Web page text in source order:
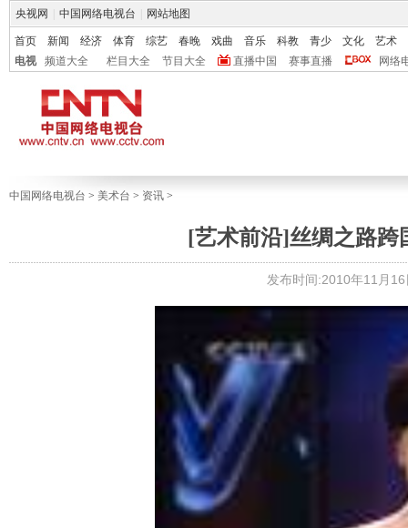
央视网 中国网络电视台 网站地图
首页 新闻 经济 体育 综艺 春晚 戏曲 音乐 科教 青少 文化
艺术
电视
频道大全 栏目大全 节目大全 直播中国 赛事直播 网络
中国网络电视台 > 美术台 > 资讯 >
[艺术前沿]丝绸之路跨
发布时间:2010年11月